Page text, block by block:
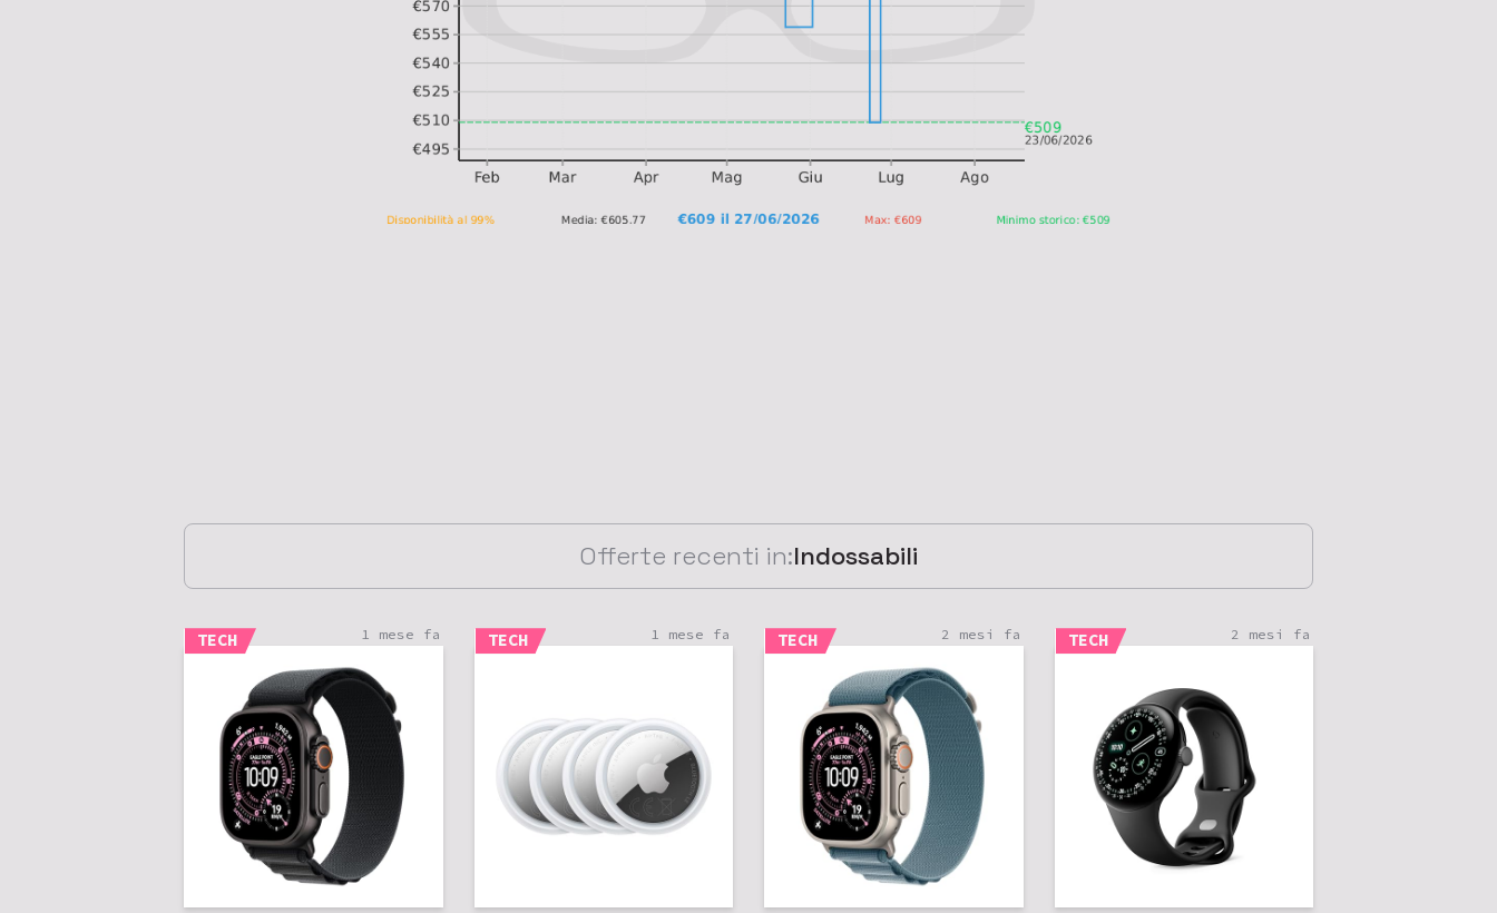
Offerte recenti in:Indossabili
TECH 1 mese fa TECH 1 mese fa TECH 2 mesi fa TECH 2 mesi fa